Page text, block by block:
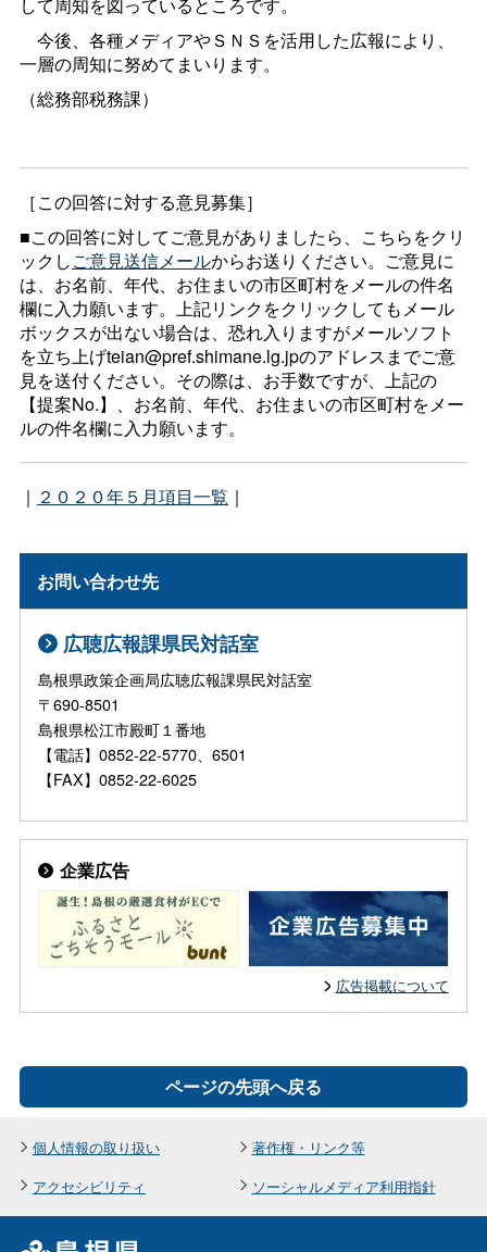
して周知を図っているところです。
今後、各種メディアやＳＮＳを活用した広報により、
一層の周知に努めてまいります。
（総務部税務課）
［この回答に対する意見募集］
■この回答に対してご意見がありましたら、こちらをクリ
ックしご意見送信メールからお送りください。ご意見に
は、お名前、年代、お住まいの市区町村をメールの件名
欄に入力願います。上記リンクをクリックしてもメール
ボックスが出ない場合は、恐れ入りますがメールソフト
を立ち上げteian@pref.shimane.lg.jpのアドレスまでご意
見を送付ください。その際は、お手数ですが、上記の
【提案No.】、お名前、年代、お住まいの市区町村をメー
ルの件名欄に入力願います。
｜ ２０２０年５月項目一覧 ｜
お問い合わせ先
広聴広報課県民対話室
島根県政策企画局広聴広報課県民対話室
〒690-8501
島根県松江市殿町１番地
【電話】0852-22-5770、6501
【FAX】0852-22-6025
企業広告
広告掲載について
ページの先頭へ戻る
個人情報の取り扱い
著作権・リンク等
アクセシビリティ
ソーシャルメディア利用指針